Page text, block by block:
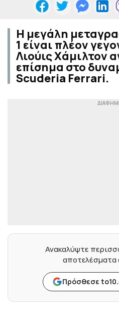
Η μεγάλη
1 είναι πλέον
Λιούις Χάμιλτον
επίσημα στο
Scuderia Ferrari.
Ανακαλύψτε
αποτελέσματα
Πρόσθεσε